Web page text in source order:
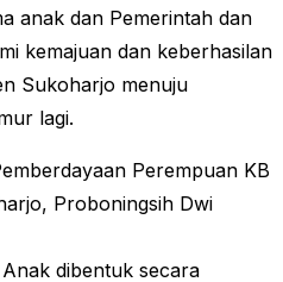
anak dan Pemerintah dan
kemajuan dan keberhasilan
Sukoharjo menuju
lagi.
Perempuan KB
Proboningsih Dwi
dibentuk secara